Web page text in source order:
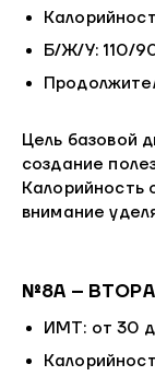
Б/Ж/У: 110/
Цель базовой
создание
Калорийность
внимание
№8А –
ИМТ: от 30